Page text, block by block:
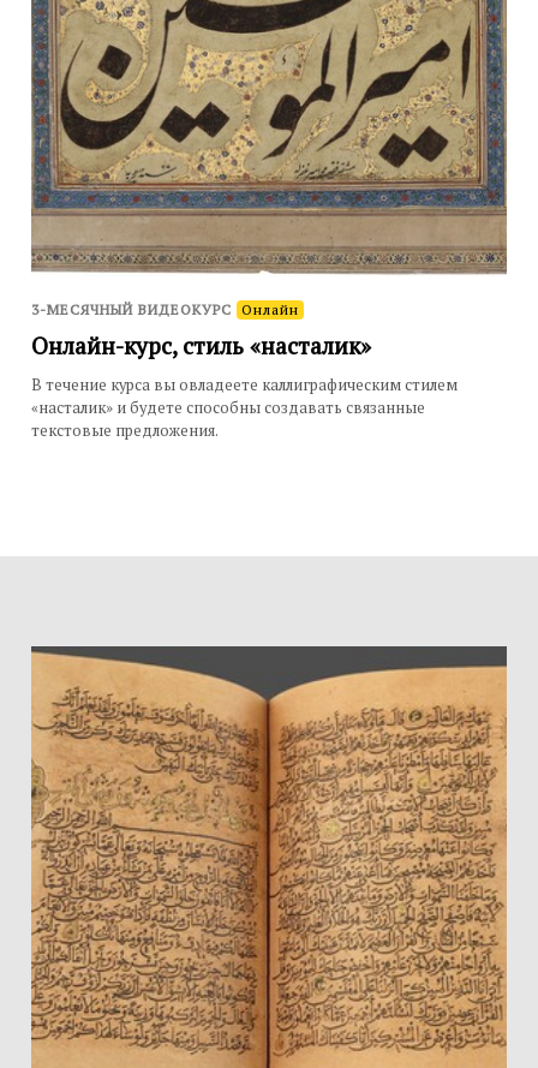
3-МЕСЯЧНЫЙ ВИДЕОКУРС Онлайн
Онлайн-курс, стиль «насталик»
В течение курса вы овладеете каллиграфическим стилем
«насталик» и будете способны создавать связанные
текстовые предложения.